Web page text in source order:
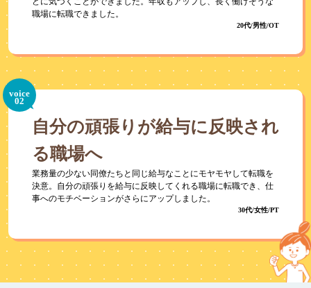
職場に転職できました。
20代/男性/OT
voice
02
自分の頑張りが給与に反映され
る職場へ
業務量の少ない同僚たちと同じ給与なことにモヤモヤして転職を
決意。自分の頑張りを給与に反映してくれる職場に転職でき、仕
事へのモチベーションがさらにアップしました。
30代/女性/PT